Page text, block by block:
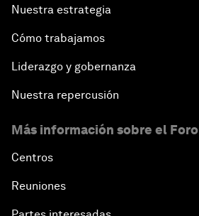
Nuestra estrategia
Cómo trabajamos
Liderazgo y gobernanza
Nuestra repercusión
Más información sobre el Foro
Centros
Reuniones